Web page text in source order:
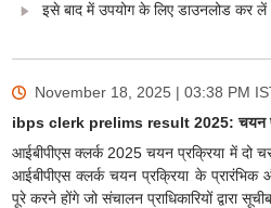
इसे बाद में उपयोग के लिए डाउनलोड कर
November 18, 2025 | 03:38 PM
ibps clerk prelims result 2025: चयन
आईबीपीएस क्लर्क 2025 चयन प्रक्रिया में दो
आईबीपीएस क्लर्क चयन प्रक्रिया के प्रारंभिक
पूरे करने होंगे जो संचालन प्राधिकारियों द्वारा